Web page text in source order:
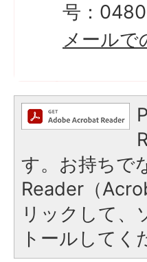
号：
メールで
す。お持ちで
Reader（
リックして、
トールしてく